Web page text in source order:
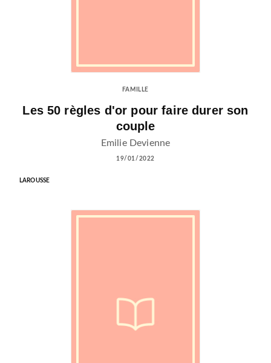
FAMILLE
Les 50 règles d'or pour faire durer son
couple
Emilie Devienne
19/01/2022
LAROUSSE